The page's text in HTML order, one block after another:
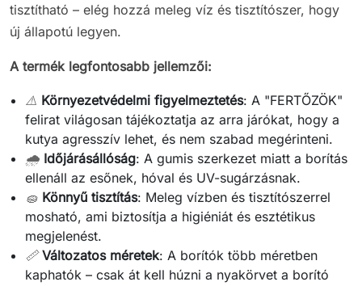
tisztítható – elég hozzá meleg víz és tisztítószer, hogy
új állapotú legyen.
A termék legfontosabb jellemzői:
⚠️ Környezetvédelmi figyelmeztetés: A "FERTŐZÖK"
felirat világosan tájékoztatja az arra járókat, hogy a
kutya agresszív lehet, és nem szabad megérinteni.
🌧️ Időjárásállóság: A gumis szerkezet miatt a borítás
ellenáll az esőnek, hóval és UV-sugárzásnak.
🧽 Könnyű tisztítás: Meleg vízben és tisztítószerrel
mosható, ami biztosítja a higiéniát és esztétikus
megjelenést.
📏 Változatos méretek: A borítók több méretben
kaphatók – csak át kell húzni a nyakörvet a borító